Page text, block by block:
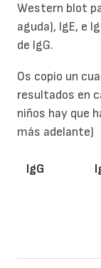
Western blot
aguda), IgE, e
de IgG.
Os copio un
resultados en
niños hay que
más adelante)
IgG